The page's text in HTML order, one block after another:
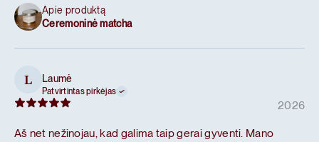
Apie produktą
Ceremoninė matcha
L Laumė
Patvirtintas pirkėjas
2026
Aš net nežinojau, kad galima taip gerai gyventi. Mano